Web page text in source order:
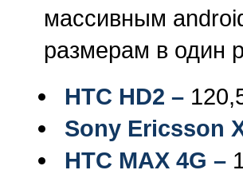
массивным
размерам в один
HTC HD2 –
Sony Ericsson
HTC MAX 4G –